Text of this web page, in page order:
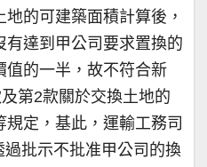
的可建築面積計算後，
達到甲公司要求置換的
值的一半，故不符合新
第2款關於交換土地的
定，基此，運輸工務司
批示不批准甲公司的換